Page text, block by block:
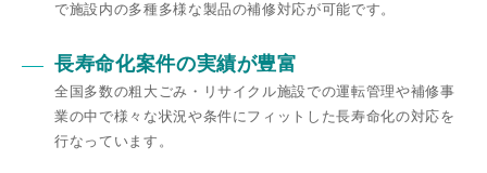
で施設内の多種多様な製品の補修対応が可能です。
⻑寿命化案件の実績が豊富
全国多数の粗⼤ごみ・リサイクル施設での運転管理や補修事
業の中で様々な状況や条件にフィットした⻑寿命化の対応を
⾏なっています。